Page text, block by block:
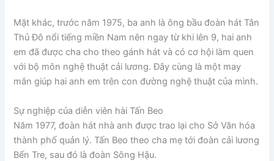
Mặt khác, trước năm 1975, ba anh là ông bầu đoàn hát Tân
Thủ Đô nổi tiếng miền Nam nên ngay từ khi lên 9, hai anh
em đã được cha cho theo gánh hát và có cơ hội làm quen
với bộ môn nghệ thuật cải lương. Đây cùng là một may
mắn giúp hai anh em trên con đường nghệ thuật của mình.
Sự nghiệp của diễn viên hài Tấn Beo
Năm 1977, đoàn hát nhà anh được trao lại cho Sở Văn hóa
thành phố quản lý. Tấn Beo theo cha mẹ tới đoàn cải lương
Bến Tre, sau đó là đoàn Sông Hậu.